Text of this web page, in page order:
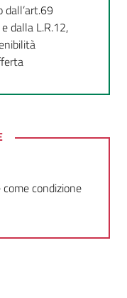
dalla L.R.12,
condizione